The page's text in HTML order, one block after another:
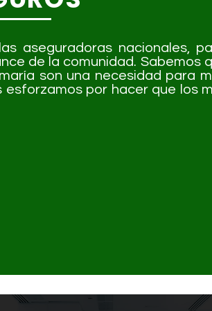
aseguradoras nacionales,
de la comunidad. Sabemos
son una necesidad para
esforzamos por hacer que los